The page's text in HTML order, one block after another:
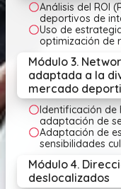
Análisis del ROI
deportivos de
Uso de
optimización de
Módulo 3.
adaptada a la
mercado
Identificación de
adaptación de
Adaptación de
sensibilidades
Módulo 4.
deslocalizados